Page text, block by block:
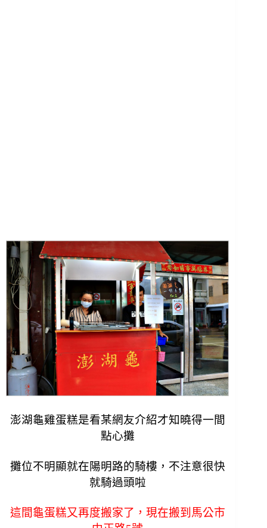
澎湖龜雞蛋糕是看某網友介紹才知曉得一間
點心攤
攤位不明顯就在陽明路的騎樓，不注意很快
就騎過頭啦
這間龜蛋糕又再度搬家了，現在搬到馬公市